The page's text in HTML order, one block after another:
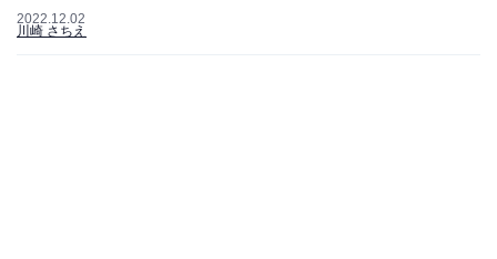
2022.12.02
川崎 さちえ